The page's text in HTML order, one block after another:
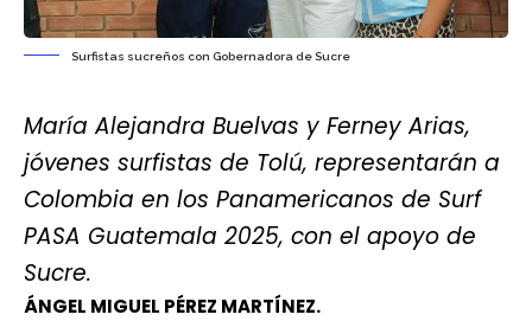
Surfistas sucreños con Gobernadora de Sucre
María Alejandra Buelvas y Ferney Arias,
jóvenes surfistas de Tolú, representarán a
Colombia en los Panamericanos de Surf
PASA Guatemala 2025, con el apoyo de
Sucre.
ÁNGEL MIGUEL PÉREZ MARTÍNEZ.